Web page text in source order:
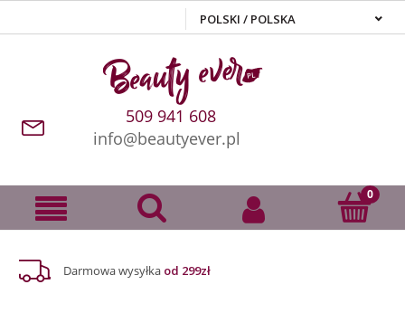
509 941 608
info@beautyever.pl
Darmowa wysyłka od 299zł